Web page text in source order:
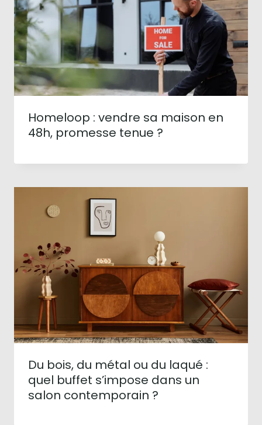
Homeloop : vendre sa maison en
48h, promesse tenue ?
Du bois, du métal ou du laqué :
quel buffet s’impose dans un
salon contemporain ?